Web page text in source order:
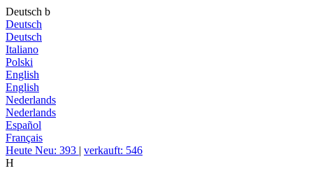
Deutsch b
Deutsch
Deutsch
Italiano
Polski
English
English
Nederlands
Nederlands
Español
Français
Heute Neu: 393 | verkauft: 546
H